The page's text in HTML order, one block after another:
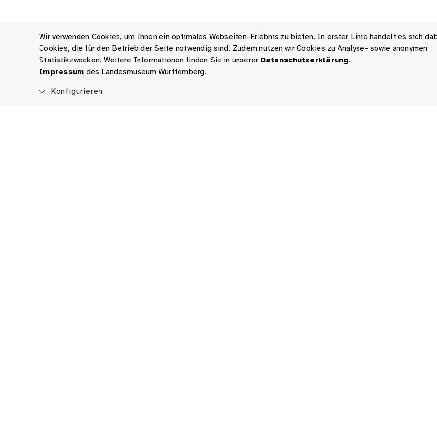
Wir verwenden Cookies, um Ihnen ein optimales Webseiten-Erlebnis zu bieten. In erster Linie handelt es sich
Cookies, die für den Betrieb der Seite notwendig sind. Zudem nutzen wir Cookies zu Analyse- sowie anonymen
Statistikzwecken. Weitere Informationen finden Sie in unserer Datenschutzerklärung.
Impressum des Landesmuseum Württemberg.
Konfigurieren